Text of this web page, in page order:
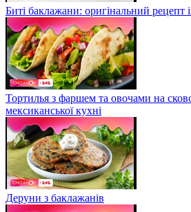
Биті баклажани: оригінальний рецепт
Тортилья з фаршем та овочами на
мексиканської кухні
Деруни з баклажанів